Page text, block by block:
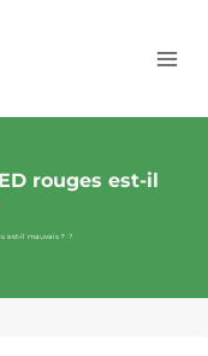
rouges est-il
est-il mauvais？ ?